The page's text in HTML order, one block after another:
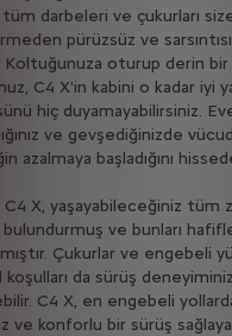
darbeleri ve çukurları
pürüzsüz ve
Koltuğunuza oturup derin
C4 X'in kabini o kadar iyi
hiç duyamayabilirsiniz.
ve gevşediğinizde
azalmaya başladığını
X, yaşayabileceğiniz tüm
ve bunları
Çukurlar ve engebeli
da sürüş
C4 X, en engebeli
ve konforlu bir sürüş